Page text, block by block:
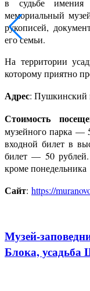
в судьбе имения
мемориальный
рукописей,
его семьи.
На территории
которому приятно
Адрес: Пушкинский
Стоимость
музейного парка —
входной билет в
билет — 50
кроме понедельника
Сайт: https://
Музей-
Блока, усадьба